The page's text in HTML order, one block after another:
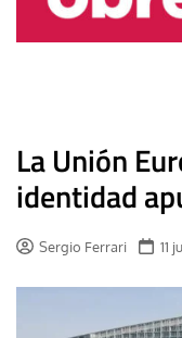
La Unión
identidad
Sergio Ferrari 11